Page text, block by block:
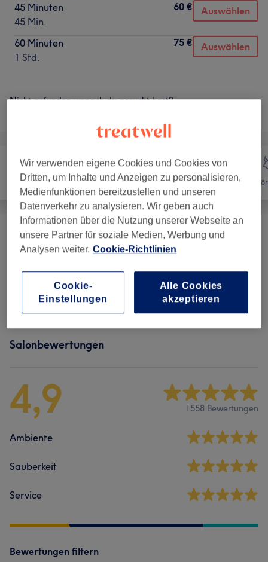
45 Minuten
45 Min.
60 € Auswählen
60 Minuten
1 Std.
75 € Auswählen
Nicht gefunden wonach du gesucht hast?
Haarentfernung Massage
Gesichtsbehandlungen (1) 65 €
Exklusive (1) ab 40 €
Salonbewertungen
4,9 1558 Bewertungen
Ambiente
Sauberkeit
Service
Bewertungen filtern
Wir verwenden eigene Cookies und Cookies von
Dritten, um Inhalte und Anzeigen zu personalisieren,
Medienfunktionen bereitzustellen und unseren
Datenverkehr zu analysieren. Wir geben auch
Informationen über die Nutzung unserer Webseite an
unsere Partner für soziale Medien, Werbung und
Analysen weiter. Cookie-Richtlinien
Cookie-
Einstellungen
Alle Cookies
akzeptieren